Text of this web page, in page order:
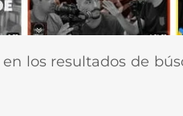
los resultados de